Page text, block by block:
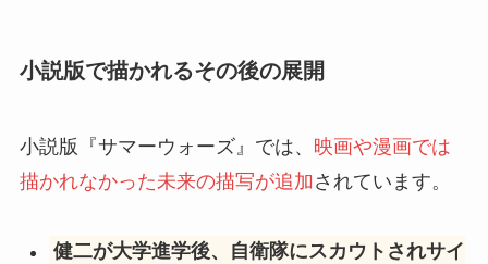
小説版で描かれるその後の展開
小説版『サマーウォーズ』では、 映画や漫画では
描かれなかった未来の描写が追加 されています。
健二が大学進学後、自衛隊にスカウトされサイ